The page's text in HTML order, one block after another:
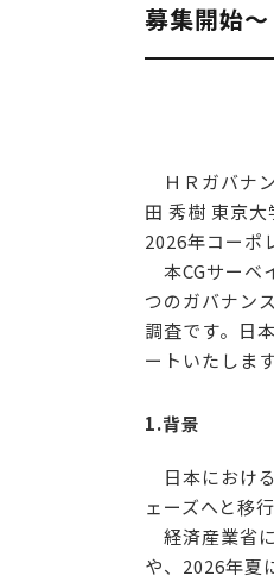
募集開始〜
ＨＲガバナ
田 秀樹 東京
2026年コーポ
本CGサーベ
つのガバナン
調査です。日
ートいたします
1.背景
日本におけ
ェーズへと移
経済産業省
や、2026年夏